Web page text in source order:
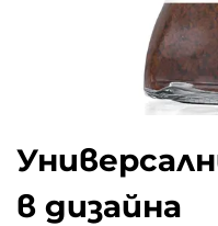
в дизайна